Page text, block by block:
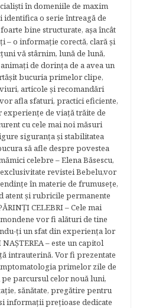
în domeniile de maxim
identifica o serie întreagă de
bine structurate, aşa încât
– o informaţie corectă, clară şi
vă stârnim, lună de lună,
de dorinţa de a avea un
bucuria primelor clipe,
articole şi recomandări
afla sfaturi, practici eficiente,
de viaţă trăite de
cu cele mai noi măsuri
siguranţa şi stabilitatea
să afle despre povestea
celebre – Elena Băsescu,
revistei Bebelu,vor
în materie de frumuseţe,
atent şi rubricile permanente
CELEBRI – Cele mai
vor fi alături de tine
ţi un sfat din experienţa lor
– este un capitol
intrauterină. Vor fi prezentate
primelor zile de
parcursul celor nouă luni,
sănătate, pregătire pentru
informaţii preţioase dedicate